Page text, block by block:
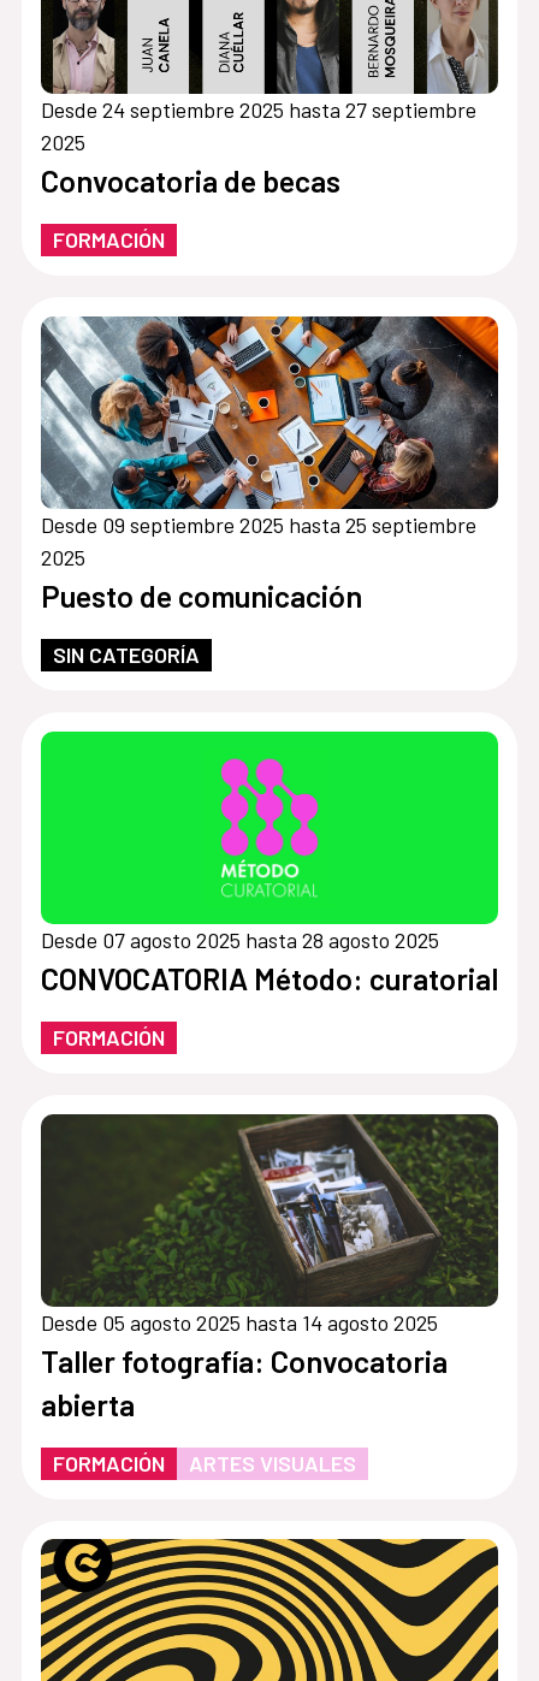
Desde 24 septiembre 2025 hasta 27 septiembre
2025
Convocatoria de becas
FORMACIÓN
Desde 09 septiembre 2025 hasta 25 septiembre
2025
Puesto de comunicación
SIN CATEGORÍA
Desde 07 agosto 2025 hasta 28 agosto 2025
CONVOCATORIA Método: curatorial
FORMACIÓN
Desde 05 agosto 2025 hasta 14 agosto 2025
Taller fotografía: Convocatoria
abierta
FORMACIÓN ARTES VISUALES